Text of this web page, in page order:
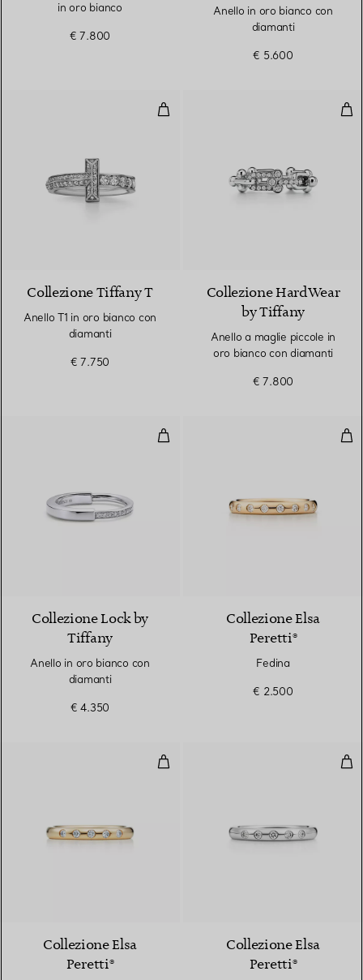
in oro bianco
€ 7.800
Anello in oro bianco con
diamanti
€ 5.600
Anello T1 in oro bianco con
Collezione Tiffany T
Anello T1 in oro bianco con
diamanti
€ 7.750
Collezione HardWear
by Tiffany
Anello a maglie piccole in
oro bianco con diamanti
€ 7.800
Anello in oro bianco con diamanti
Collezione Lock by
Tiffany
Anello in oro bianco con
diamanti
€ 4.350
Collezione Elsa
Peretti®
Fedina
€ 2.500
Fedina abbinabile
Collezione Elsa
Peretti®
Collezione Elsa
Peretti®